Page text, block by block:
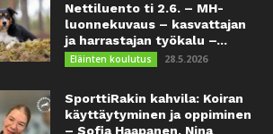
Nettiluento ti 2.6. – MH-
luonnekuvaus – kasvattajan
ja harrastajan työkalu –...
Eläinten koulutus 28.5.2026
SporttiRakin kahvila: Koiran
käyttäytyminen ja oppiminen
– Sofia Haapanen, Nina